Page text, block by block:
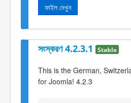
ফাইল দেখুন
সংস্করণ 4.2.3.1 Stable
This is the German,
for Joomla! 4.2.3